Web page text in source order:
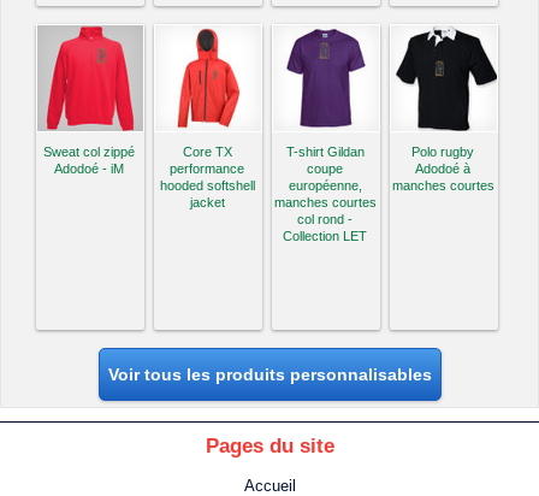
Sweat col zippé
Adodoé - iM
Core TX
performance
hooded softshell
jacket
T-shirt Gildan
coupe
européenne,
manches courtes
col rond -
Collection LET
Polo rugby
Adodoé à
manches courtes
Voir tous les produits personnalisables
Pages du site
Accueil